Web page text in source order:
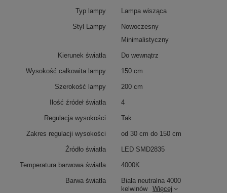
Podsumowanie
Inteligentna lampa LED Orbit S No.4 w kolorze
, cztery okręgi LED
4000K. Sterowanie aplikacją
obsługa głosowa. Regulowana wysokość, stabilne
zawieszenie na przewodach i linkach. Idealna do
dużych salonów, jadalni oraz eleganckich wnętrz
komercyjnych.
Typ lampy Lampa wisząca
Styl Lampy
Nowoczesny
Minimalistyczny
Kierunek światła Do wewnątrz
Wysokość całkowita lampy 150 cm
Szerokość lampy 200 cm
Ilość źródeł światła 4
Regulacja wysokości Tak
Zakres regulacji wysokości od 30 cm do 150 cm
Źródło światła LED SMD2835
Temperatura barwowa światła 4000K
Barwa światła
Biała neutralna 4000
kelwinów
Więcej